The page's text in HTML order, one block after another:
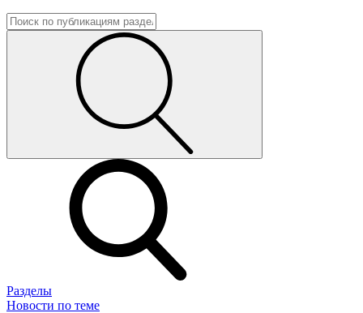
Разделы
Новости по теме